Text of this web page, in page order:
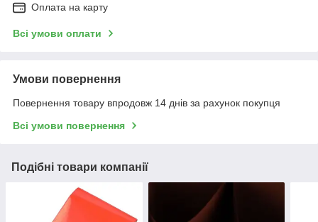
Оплата на карту
Всі умови оплати
Умови повернення
Повернення товару впродовж 14 днів за рахунок покупця
Всі умови повернення
Подібні товари компанії